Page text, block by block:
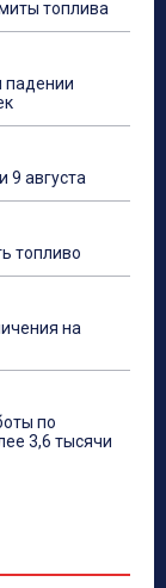
топлива
падении
9 августа
топливо
на
по
3,6 тысячи